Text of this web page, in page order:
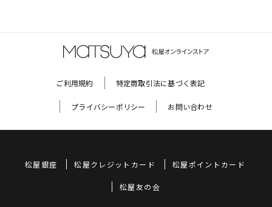
ご利用規約 特定商取引法に基づく表記
プライバシーポリシー お問い合わせ
松屋銀座 松屋クレジットカード 松屋ポイントカード
松屋友の会